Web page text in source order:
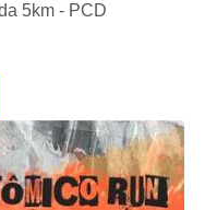
5km - PCD